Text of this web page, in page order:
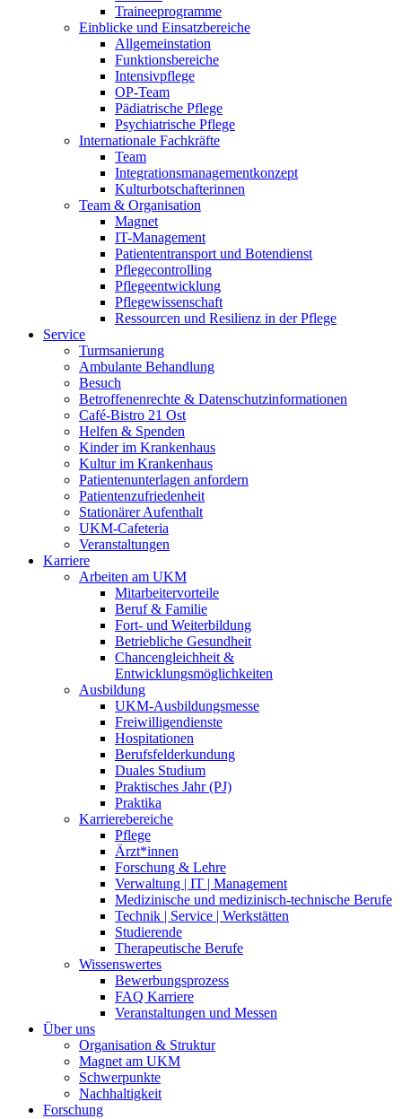
Traineeprogramme
Einblicke und Einsatzbereiche
Allgemeinstation
Funktionsbereiche
Intensivpflege
OP-Team
Pädiatrische Pflege
Psychiatrische Pflege
Internationale Fachkräfte
Team
Integrationsmanagementkonzept
Kulturbotschafterinnen
Team & Organisation
Magnet
IT-Management
Patiententransport und Botendienst
Pflegecontrolling
Pflegeentwicklung
Pflegewissenschaft
Ressourcen und Resilienz in der Pflege
Service
Turmsanierung
Ambulante Behandlung
Besuch
Betroffenenrechte & Datenschutzinformationen
Café-Bistro 21 Ost
Helfen & Spenden
Kinder im Krankenhaus
Kultur im Krankenhaus
Patientenunterlagen anfordern
Patientenzufriedenheit
Stationärer Aufenthalt
UKM-Cafeteria
Veranstaltungen
Karriere
Arbeiten am UKM
Mitarbeitervorteile
Beruf & Familie
Fort- und Weiterbildung
Betriebliche Gesundheit
Chancengleichheit &
Entwicklungsmöglichkeiten
Ausbildung
UKM-Ausbildungsmesse
Freiwilligendienste
Hospitationen
Berufsfelderkundung
Duales Studium
Praktisches Jahr (PJ)
Praktika
Karrierebereiche
Pflege
Ärzt*innen
Forschung & Lehre
Verwaltung | IT | Management
Medizinische und medizinisch-technische Berufe
Technik | Service | Werkstätten
Studierende
Therapeutische Berufe
Wissenswertes
Bewerbungsprozess
FAQ Karriere
Veranstaltungen und Messen
Über uns
Organisation & Struktur
Magnet am UKM
Schwerpunkte
Nachhaltigkeit
Forschung